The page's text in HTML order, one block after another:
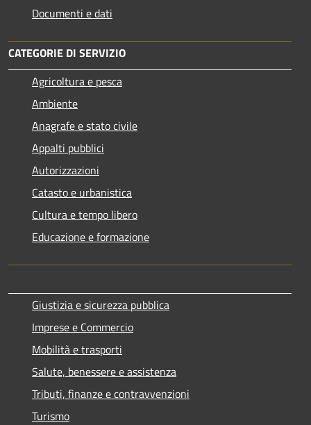
Documenti e dati
CATEGORIE DI SERVIZIO
Agricoltura e pesca
Ambiente
Anagrafe e stato civile
Appalti pubblici
Autorizzazioni
Catasto e urbanistica
Cultura e tempo libero
Educazione e formazione
Giustizia e sicurezza pubblica
Imprese e Commercio
Mobilità e trasporti
Salute, benessere e assistenza
Tributi, finanze e contravvenzioni
Turismo